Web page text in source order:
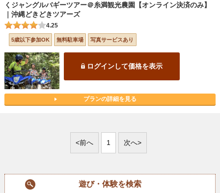
くジャングルバギーツアー＠糸満観光農園【オンライン決済のみ】
｜沖縄どきどきツアーズ
4.25
5歳以下参加OK 無料駐車場 写真サービスあり
ログインして価格を表示
プランの詳細を見る
<前へ 1 次へ>
遊び・体験を検索